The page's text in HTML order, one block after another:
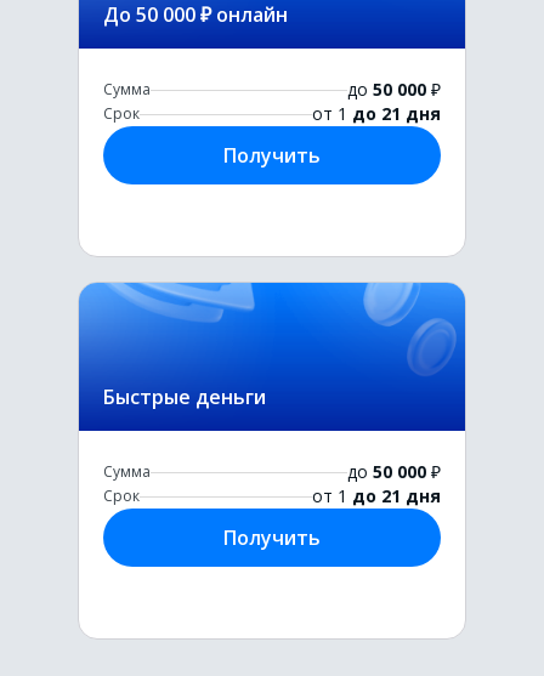
До 50 000 ₽ онлайн
Сумма до 50 000 ₽
Срок от 1 до 21 дня
Получить
Быстрые деньги
Сумма до 50 000 ₽
Срок от 1 до 21 дня
Получить